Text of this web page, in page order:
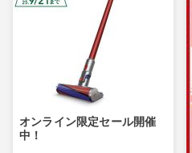
オンライン限定セール開催
中！